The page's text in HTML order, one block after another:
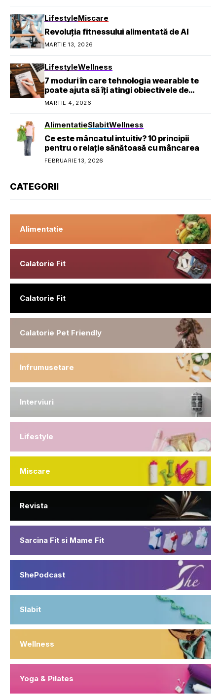
LifestyleMiscare
Revoluția fitnessului alimentată de AI
MARTIE 13, 2026
LifestyleWellness
7 moduri în care tehnologia wearable te
poate ajuta să îți atingi obiectivele de
sănătate
MARTIE 4, 2026
AlimentatieSlabitWellness
Ce este mâncatul intuitiv? 10 principii
pentru o relație sănătoasă cu mâncarea
FEBRUARIE 13, 2026
CATEGORII
Alimentatie
Calatorie Fit
Calatorie Fit
Calatorie Pet Friendly
Infrumusetare
Interviuri
Lifestyle
Miscare
Revista
Sarcina Fit si Mame Fit
ShePodcast
Slabit
Wellness
Yoga & Pilates